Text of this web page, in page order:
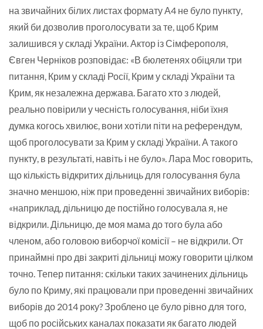
на звичайних білих листах формату А4 не було пункту,
який би дозволив проголосувати за те, щоб Крим
залишився у складі України. Актор із Сімферополя,
Євген Черніков розповідає: «В бюлетенях обіцяли три
питання, Крим у складі Росії, Крим у складі України та
Крим, як незалежна держава. Багато хто з людей,
реально повірили у чесність голосування, ніби їхня
думка когось хвилює, вони хотіли піти на референдум,
щоб проголосувати за Крим у складі України. А такого
пункту, в результаті, навіть і не було». Лара Мос говорить,
що кількість відкритих дільниць для голосування була
значно меншою, ніж при проведенні звичайних виборів:
«наприклад, дільницю де постійно голосувала я, не
відкрили. Дільницю, де моя мама до того була або
членом, або головою виборчої комісії – не відкрили. От
принаймні про дві закриті дільниці можу говорити цілком
точно. Тепер питання: скільки таких зачинених дільниць
було по Криму, які працювали при проведенні звичайних
виборів до 2014 року? Зроблено це було рівно для того,
щоб по російських каналах показати як багато людей